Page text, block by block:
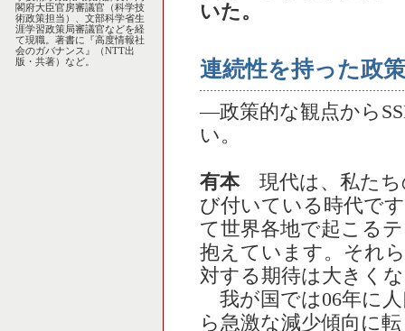
閣府大臣官房審議官（科学技
術政策担当）、文部科学省生
涯学習政策局審議官などを経
て現職。著書に『高度情報社
会のガバナンス』（NTT出
版・共著）など。
いた。
連続性を持った政
―政策的な観点から
い。
有本現代は、私たち
び付いている時代で
て世界各地で起こる
抱えています。それ
対する期待は大きく
我が国では06年に人
ら急激な減少傾向に